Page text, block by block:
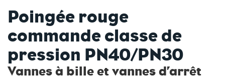
Poingée rouge
commande classe de
pression PN40/PN30
Vannes à bille et vannes d’arrêt